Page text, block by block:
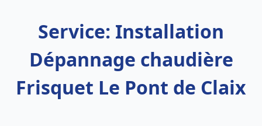
Service: Installation
Dépannage chaudière
Frisquet Le Pont de Claix